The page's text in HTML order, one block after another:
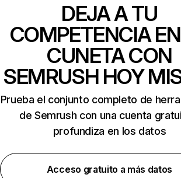
DEJA A TU
COMPETENCIA
CUNETA CON
SEMRUSH HOY
Prueba el conjunto completo de
de Semrush con una cuenta
profundiza en los datos
Acceso gratuito a más datos